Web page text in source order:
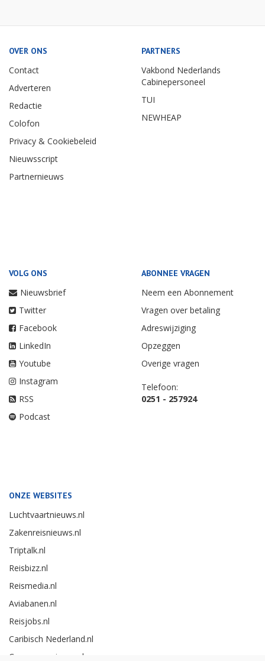
OVER ONS
Contact
Adverteren
Redactie
Colofon
Privacy & Cookiebeleid
Nieuwsscript
Partnernieuws
PARTNERS
Vakbond Nederlands
Cabinepersoneel
TUI
NEWHEAP
VOLG ONS
Nieuwsbrief
Twitter
Facebook
LinkedIn
Youtube
Instagram
RSS
Podcast
ABONNEE VRAGEN
Neem een Abonnement
Vragen over betaling
Adreswijziging
Opzeggen
Overige vragen
Telefoon:
0251 - 257924
ONZE WEBSITES
Luchtvaartnieuws.nl
Zakenreisnieuws.nl
Triptalk.nl
Reisbizz.nl
Reismedia.nl
Aviabanen.nl
Reisjobs.nl
Caribisch Nederland.nl
Careerexperience.nl